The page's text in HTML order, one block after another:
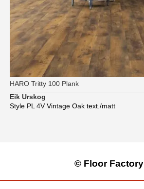
HARO Tritty 100 Plank
Eik Urskog
Style PL 4V Vintage Oak text./matt
© Floor Factory